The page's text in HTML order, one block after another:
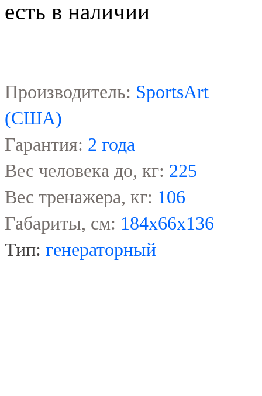
есть в наличии
Производитель: SportsArt
(США)
Гарантия: 2 годa
Вес человека до, кг: 225
Вес тренажера, кг: 106
Габариты, см: 184х66х136
Тип: генераторный